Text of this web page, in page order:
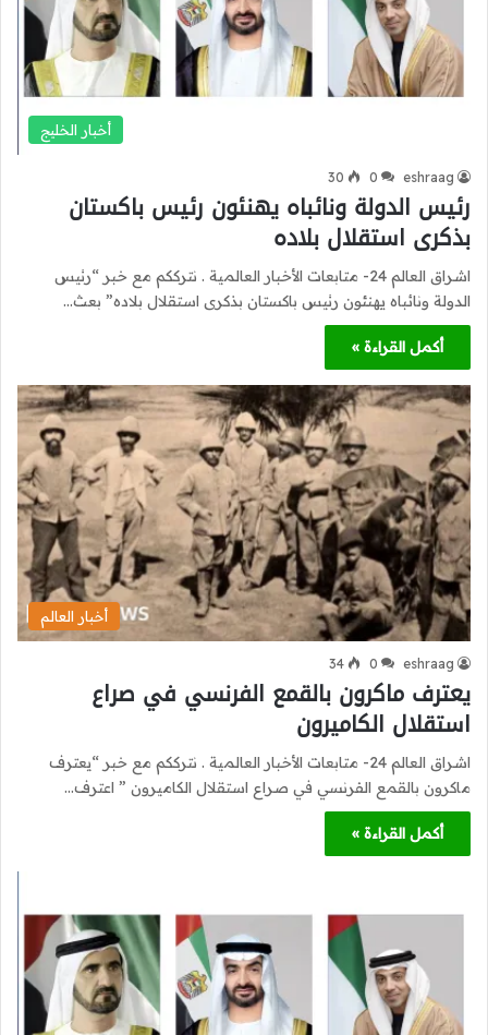
أخبار الخليج
eshraag
0
30
رئيس الدولة ونائباه يهنئون رئيس باكستان
بذكرى استقلال بلاده
اشراق العالم 24- متابعات الأخبار العالمية . نترككم مع خبر “رئيس
الدولة ونائباه يهنئون رئيس باكستان بذكرى استقلال بلاده” بعث…
أكمل القراءة »
أخبار العالم
eshraag
0
34
يعترف ماكرون بالقمع الفرنسي في صراع
استقلال الكاميرون
اشراق العالم 24- متابعات الأخبار العالمية . نترككم مع خبر “يعترف
ماكرون بالقمع الفرنسي في صراع استقلال الكاميرون ” اعترف…
أكمل القراءة »